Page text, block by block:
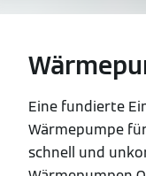
Eine fundierte
Wärmepumpe
schnell und